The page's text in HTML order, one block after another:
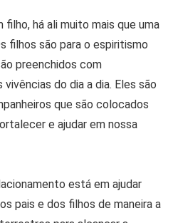
filho, há ali muito mais que uma
filhos são para o espiritismo
preenchidos com
do dia a dia. Eles são
que são colocados
e ajudar em nossa
está em ajudar
pais e dos filhos de maneira a